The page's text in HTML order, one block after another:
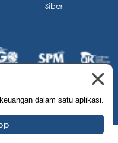
Siber
Reserved.
dalam satu aplikasi.